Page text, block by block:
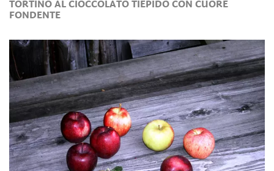
TORTINO AL CIOCCOLATO TIEPIDO CON CUORE
FONDENTE